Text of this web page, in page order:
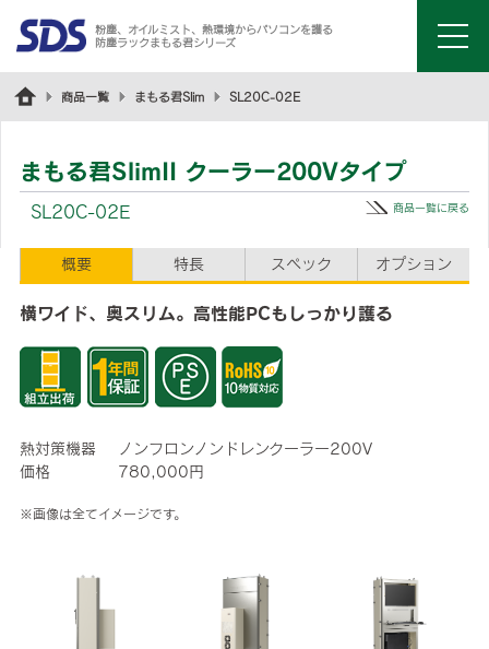
粉塵、オイルミスト、熱環境からパソコンを護る
防塵ラックまもる君シリーズ
menu
商品一覧 まもる君Slim SL20C-02E
まもる君SlimII クーラー200Vタイプ
SL20C-02E 商品一覧に戻る
概要 特長 スペック オプション
横ワイド、奥スリム。高性能PCもしっかり護る
熱対策機器
ノンフロンノンドレンクーラー200V
価格
780,000円
※画像は全てイメージです。